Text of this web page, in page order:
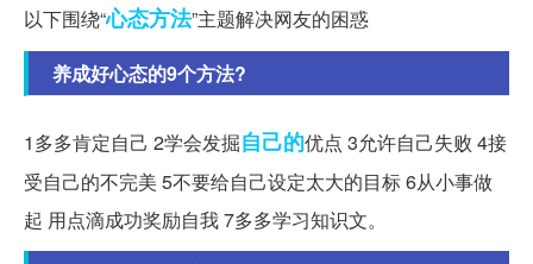
以下围绕“心态方法”主题解决网友的困惑
养成好心态的9个方法?
1多多肯定自己 2学会发掘自己的优点 3允许自己失败 4接
受自己的不完美 5不要给自己设定太大的目标 6从小事做
起 用点滴成功奖励自我 7多多学习知识文。